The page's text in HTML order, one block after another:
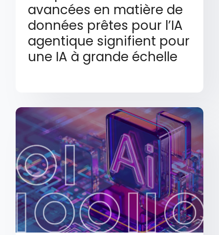
avancées en matière de
données prêtes pour l’IA
agentique signifient pour
une IA à grande échelle